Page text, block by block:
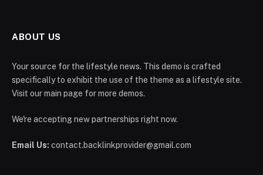
ABOUT US
Your source for the lifestyle news. This demo is crafted
specifically to exhibit the use of the theme as a lifestyle site.
Visit our main page for more demos.
We're accepting new partnerships right now.
Email Us: contact.backlinkprovider@gmail.com